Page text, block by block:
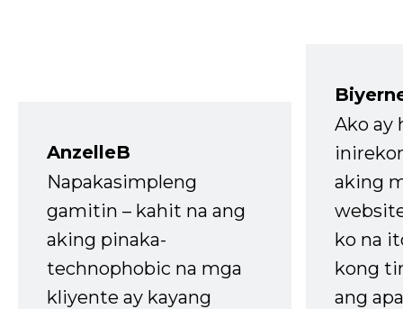
AnzelleB
Napakasimpleng
gamitin – kahit na ang
aking pinaka-
technophobic na mga
kliyente ay kayang
Ako ay
aking
ko na
kong
ang